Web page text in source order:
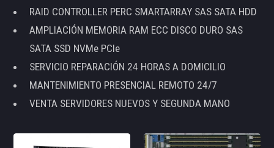
RAID CONTROLLER PERC SMARTARRAY SAS SATA HDD
AMPLIACIÓN MEMORIA RAM ECC DISCO DURO SAS
SATA SSD NVMe PCIe
SERVICIO REPARACIÓN 24 HORAS A DOMICILIO
MANTENIMIENTO PRESENCIAL REMOTO 24/7
VENTA SERVIDORES NUEVOS Y SEGUNDA MANO